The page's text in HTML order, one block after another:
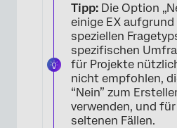
Tipp: Die Option
einige EX aufgrund
speziellen
spezifischen
für Projekte
nicht empfohlen,
“Nein” zum
verwenden, und für
seltenen Fällen.